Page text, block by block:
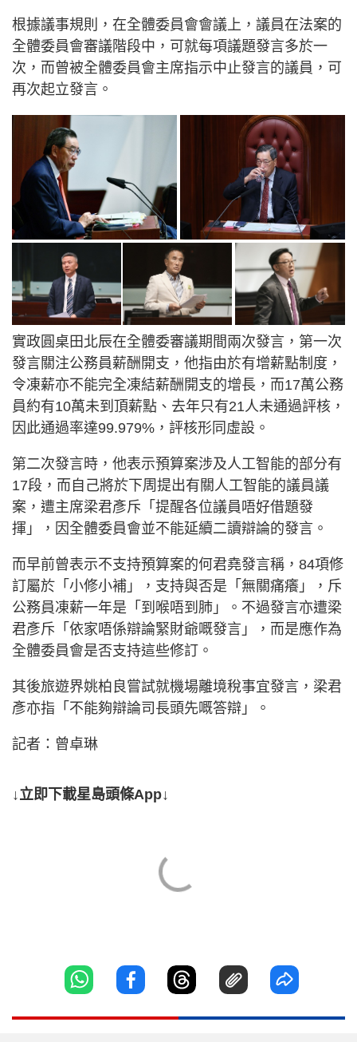
根據議事規則，在全體委員會會議上，議員在法案的
全體委員會審議階段中，可就每項議題發言多於一
次，而曾被全體委員會主席指示中止發言的議員，可
再次起立發言。
實政圓桌田北辰在全體委審議期間兩次發言，第一次
發言關注公務員薪酬開支，他指由於有增薪點制度，
令凍薪亦不能完全凍結薪酬開支的增長，而17萬公務
員約有10萬未到頂薪點、去年只有21人未通過評核，
因此通過率達99.979%，評核形同虛設。
第二次發言時，他表示預算案涉及人工智能的部分有
17段，而自己將於下周提出有關人工智能的議員議
案，遭主席梁君彥斥「提醒各位議員唔好借題發
揮」，因全體委員會並不能延續二讀辯論的發言。
而早前曾表示不支持預算案的何君堯發言稱，84項修
訂屬於「小修小補」，支持與否是「無關痛癢」，斥
公務員凍薪一年是「到喉唔到肺」。不過發言亦遭梁
君彥斥「依家唔係辯論緊財爺嘅發言」，而是應作為
全體委員會是否支持這些修訂。
其後旅遊界姚柏良嘗試就機場離境稅事宜發言，梁君
彥亦指「不能夠辯論司長頭先嘅答辯」。
記者：曾卓琳
↓立即下載星島頭條App↓